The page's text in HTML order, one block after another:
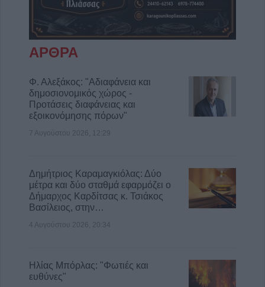
ΑΡΘΡΑ
Φ. Αλεξάκος: "Αδιαφάνεια και
δημοσιονομικός χώρος -
Προτάσεις διαφάνειας και
εξοικονόμησης πόρων"
7 Αυγούστου 2026, 12:29
Δημήτριος Καραμαγκιόλας: Δύο
μέτρα και δύο σταθμά εφαρμόζει ο
Δήμαρχος Καρδίτσας κ. Τσιάκος
Βασίλειος, στην…
4 Αυγούστου 2026, 20:34
Ηλίας Μπόρλας: "Φωτιές και
ευθύνες"